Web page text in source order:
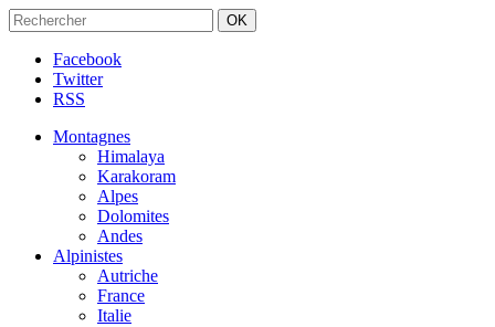
Facebook
Twitter
RSS
Montagnes
Himalaya
Karakoram
Alpes
Dolomites
Andes
Alpinistes
Autriche
France
Italie